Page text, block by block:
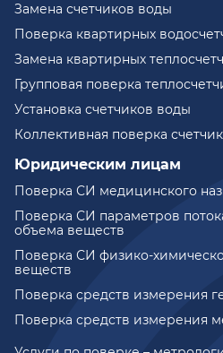
Замена счетчиков воды
Поверка квартирных
Замена квартирных
Групповая поверка
Установка счетчиков воды
Коллективная поверка
Юридическим лицам
Поверка СИ медицинского
Поверка СИ параметров
объема веществ
Поверка СИ физико-
веществ
Поверка средств измерения
Поверка средств измерения